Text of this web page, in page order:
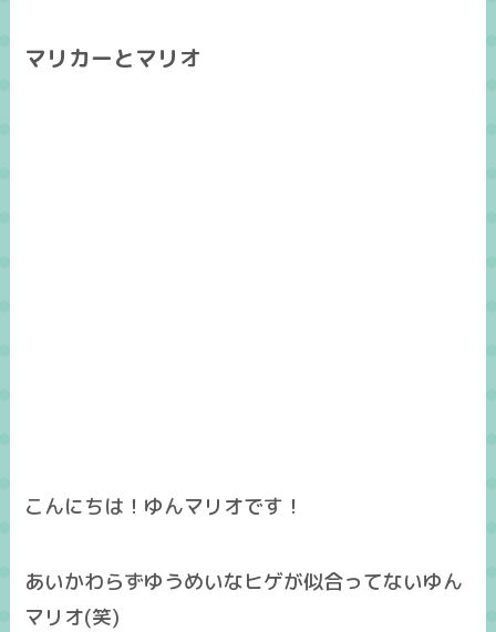
マリカーとマリオ
こんにちは！ゆんマリオです！
あいかわらずゆうめいなヒゲが似合ってないゆん
マリオ(笑)